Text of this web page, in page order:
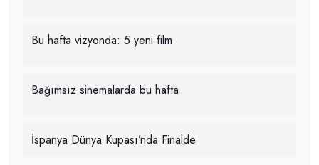
Bu hafta vizyonda: 5 yeni film
Bağımsız sinemalarda bu hafta
İspanya Dünya Kupası’nda Finalde